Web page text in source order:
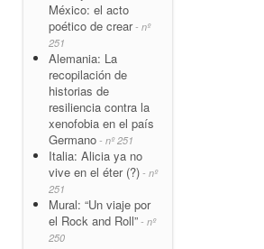
México: el acto
poético de crear- nº
251
Alemania: La
recopilación de
historias de
resiliencia contra la
xenofobia en el país
Germano - nº 251
Italia: Alicia ya no
vive en el éter (?) - nº
251
Mural: “Un viaje por
el Rock and Roll” - nº
250